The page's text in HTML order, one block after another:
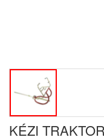
KÉZI